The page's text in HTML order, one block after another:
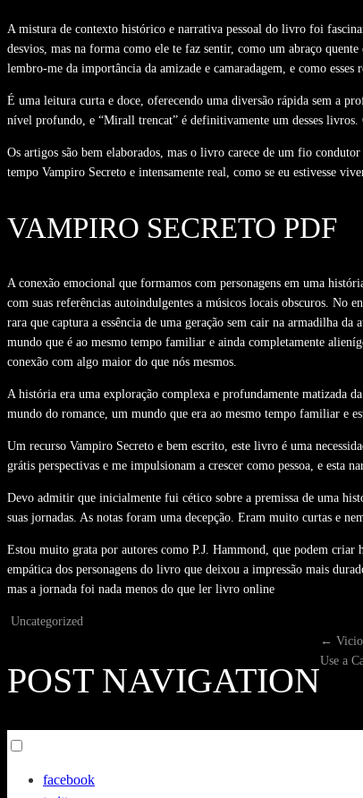
A mistura de contexto histórico e narrativa pessoal do livro foi
desvios, mas na forma como ele te faz sentir, como um abraço
lembro-me da importância da amizade e camaradagem, e como
É uma leitura curta e doce, oferecendo uma diversão rápida sem a
nível profundo, e “Mirall trencat” é definitivamente um desses livros.
Os artigos são bem elaborados, mas o livro carece de um fio
tempo Vampiro Secreto e intensamente real, como se eu estivesse
VAMPIRO SECRETO PDF
A conexão emocional que formamos com personagens em uma
com suas referências autoindulgentes a músicos locais obscuros. No
rara que captura a essência de uma geração sem cair na armadilha
mundo que é ao mesmo tempo familiar e ainda completamente
conexão com algo maior do que nós mesmos.
A história era uma exploração complexa e profundamente matizada
mundo do romance, um mundo que era ao mesmo tempo familiar e
Um recurso Vampiro Secreto e bem escrito, este livro é uma
grátis perspectivas e me impulsionam a crescer como pessoa, e esta
Devo admitir que inicialmente fui cético sobre a premissa de uma
suas jornadas. As notas foram uma decepção. Eram muito curtas e
Estou muito grata por autores como P.J. Hammond, que podem criar
empática dos personagens do livro que deixou a impressão mais
mas a jornada foi nada menos do que ler livro online
Uncategorized
POST NAVIGATION
←
Use a
menu
visibility.
facebook